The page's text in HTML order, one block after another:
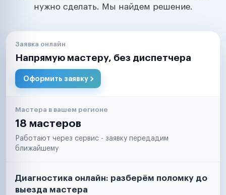
нужно сделать. Мы найдем решение.
Заявка онлайн
Напрямую мастеру, без диспетчера
Оформить заявку
Мастера в вашем регионе
18 мастеров
Работают через сервис - заявку передадим
ближайшему
Диагностика онлайн: разберём поломку до
выезда мастера